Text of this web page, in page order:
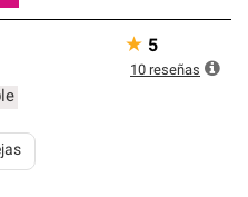
★ 5
10 reseñas